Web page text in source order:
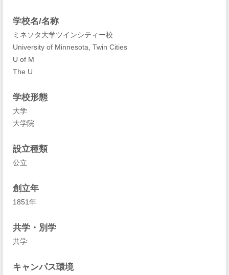
学校名/名称
ミネソタ大学ツインシティー校
University of Minnesota, Twin Cities
U of M
The U
学校形態
大学
大学院
設立種類
公立
創立年
1851年
共学・別学
共学
キャンパス環境